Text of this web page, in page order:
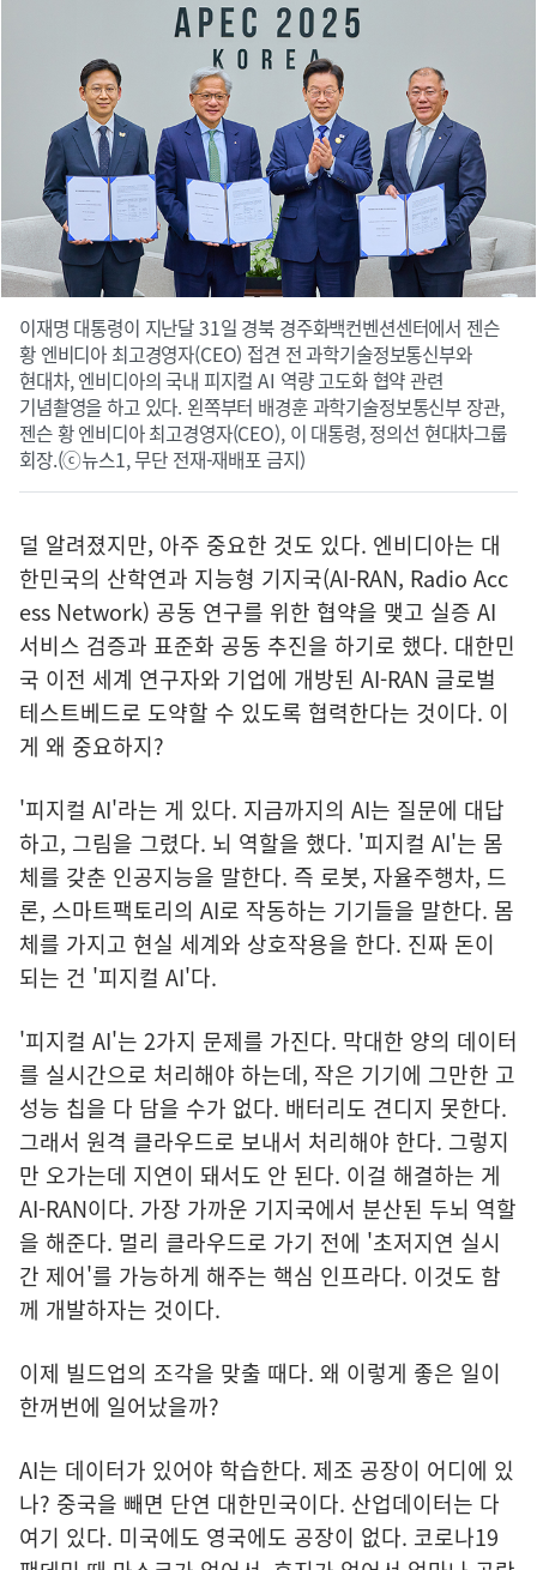
이재명 대통령이 지난달 31일 경북 경주화백컨벤션센터에서 젠슨
황 엔비디아 최고경영자(CEO) 접견 전 과학기술정보통신부와
현대차, 엔비디아의 국내 피지컬 AI 역량 고도화 협약 관련
기념촬영을 하고 있다. 왼쪽부터 배경훈 과학기술정보통신부 장관,
젠슨 황 엔비디아 최고경영자(CEO), 이 대통령, 정의선 현대차그룹
회장.(ⓒ뉴스1, 무단 전재-재배포 금지)
덜 알려졌지만, 아주 중요한 것도 있다. 엔비디아는 대
한민국의 산학연과 지능형 기지국(AI-RAN, Radio Acc
ess Network) 공동 연구를 위한 협약을 맺고 실증 AI
서비스 검증과 표준화 공동 추진을 하기로 했다. 대한민
국 이전 세계 연구자와 기업에 개방된 AI-RAN 글로벌
테스트베드로 도약할 수 있도록 협력한다는 것이다. 이
게 왜 중요하지?
'피지컬 AI'라는 게 있다. 지금까지의 AI는 질문에 대답
하고, 그림을 그렸다. 뇌 역할을 했다. '피지컬 AI'는 몸
체를 갖춘 인공지능을 말한다. 즉 로봇, 자율주행차, 드
론, 스마트팩토리의 AI로 작동하는 기기들을 말한다. 몸
체를 가지고 현실 세계와 상호작용을 한다. 진짜 돈이
되는 건 '피지컬 AI'다.
'피지컬 AI'는 2가지 문제를 가진다. 막대한 양의 데이터
를 실시간으로 처리해야 하는데, 작은 기기에 그만한 고
성능 칩을 다 담을 수가 없다. 배터리도 견디지 못한다.
그래서 원격 클라우드로 보내서 처리해야 한다. 그렇지
만 오가는데 지연이 돼서도 안 된다. 이걸 해결하는 게
AI-RAN이다. 가장 가까운 기지국에서 분산된 두뇌 역할
을 해준다. 멀리 클라우드로 가기 전에 '초저지연 실시
간 제어'를 가능하게 해주는 핵심 인프라다. 이것도 함
께 개발하자는 것이다.
이제 빌드업의 조각을 맞출 때다. 왜 이렇게 좋은 일이
한꺼번에 일어났을까?
AI는 데이터가 있어야 학습한다. 제조 공장이 어디에 있
나? 중국을 빼면 단연 대한민국이다. 산업데이터는 다
여기 있다. 미국에도 영국에도 공장이 없다. 코로나19